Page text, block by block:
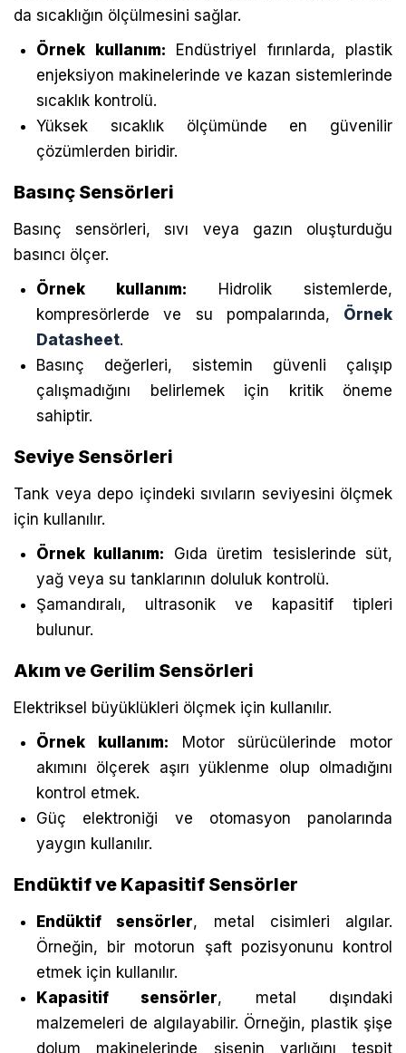
da sıcaklığın ölçülmesini sağlar.
Örnek kullanım: Endüstriyel fırınlarda, plastik
enjeksiyon makinelerinde ve kazan sistemlerinde
sıcaklık kontrolü.
Yüksek sıcaklık ölçümünde en güvenilir
çözümlerden biridir.
Basınç Sensörleri
Basınç sensörleri, sıvı veya gazın oluşturduğu
basıncı ölçer.
Örnek kullanım: Hidrolik sistemlerde,
kompresörlerde ve su pompalarında, Örnek
Datasheet.
Basınç değerleri, sistemin güvenli çalışıp
çalışmadığını belirlemek için kritik öneme
sahiptir.
Seviye Sensörleri
Tank veya depo içindeki sıvıların seviyesini ölçmek
için kullanılır.
Örnek kullanım: Gıda üretim tesislerinde süt,
yağ veya su tanklarının doluluk kontrolü.
Şamandıralı, ultrasonik ve kapasitif tipleri
bulunur.
Akım ve Gerilim Sensörleri
Elektriksel büyüklükleri ölçmek için kullanılır.
Örnek kullanım: Motor sürücülerinde motor
akımını ölçerek aşırı yüklenme olup olmadığını
kontrol etmek.
Güç elektroniği ve otomasyon panolarında
yaygın kullanılır.
Endüktif ve Kapasitif Sensörler
Endüktif sensörler, metal cisimleri algılar.
Örneğin, bir motorun şaft pozisyonunu kontrol
etmek için kullanılır.
Kapasitif sensörler, metal dışındaki
malzemeleri de algılayabilir. Örneğin, plastik şişe
dolum makinelerinde şişenin varlığını tespit